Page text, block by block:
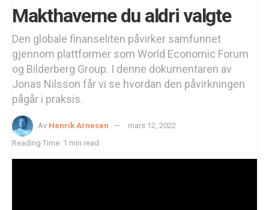
Makthaverne du aldri valgte
Den globale finanseliten påvirker samfunnet
gjennom plattformer som World Economic Forum
og Bilderberg Group. I denne dokumentaren av
Jonas Nilsson får vi se hvordan den påvirkningen
pågår i praksis.
Av Henrik Arnesen
mars 12, 2022
Reading Time: 1 min read